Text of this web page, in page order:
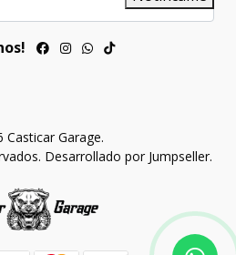
Casticar Garage.
Desarrollado por Jumpseller.